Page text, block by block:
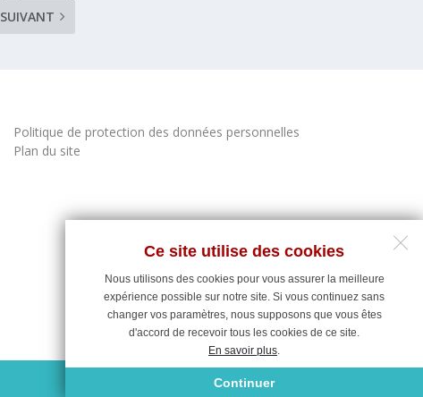
Ce site utilise des cookies
Nous utilisons des cookies pour vous assurer la meilleure
expérience possible sur notre site. Si vous continuez sans
changer vos paramètres, nous supposons que vous êtes
d'accord de recevoir tous les cookies de ce site.
En savoir plus.
Continuer
SUIVANT
Politique de protection des données personnelles
Plan du site
Maintenance du site : Deligraph